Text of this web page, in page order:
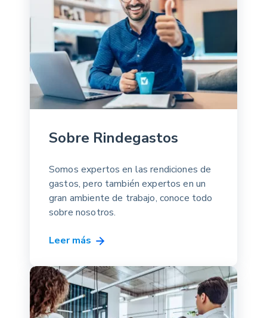
Sobre Rindegastos
Somos expertos en las rendiciones de
gastos, pero también expertos en un
gran ambiente de trabajo, conoce todo
sobre nosotros.
Leer más